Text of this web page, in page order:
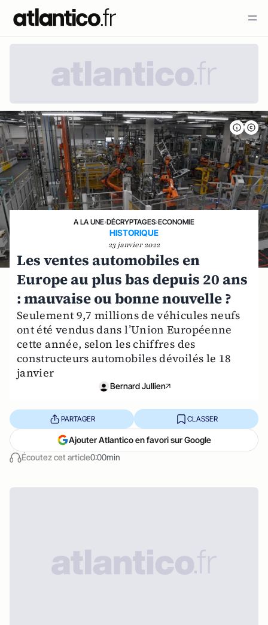
A LA UNE›DÉCRYPTAGES›ECONOMIE
HISTORIQUE
23 janvier 2022
Les ventes automobiles en
Europe au plus bas depuis 20 ans
: mauvaise ou bonne nouvelle ?
Seulement 9,7 millions de véhicules neufs
ont été vendus dans l’Union Européenne
cette année, selon les chiffres des
constructeurs automobiles dévoilés le 18
janvier
Bernard Jullien
Écoutez cet article0:00min
PARTAGER CLASSER
Ajouter Atlantico en favori sur Google